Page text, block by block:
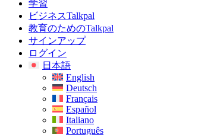
学習
ビジネスTalkpal
教育のためのTalkpal
サインアップ
ログイン
日本語
English
Deutsch
Français
Español
Italiano
Português